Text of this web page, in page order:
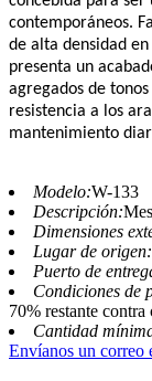
contemporáneos.
de alta densidad
presenta un
agregados de
resistencia a los
mantenimiento
Modelo:W-133
Descripción:
Dimensiones
Lugar de origen:
Puerto de
Condiciones de
70% restante
Cantidad
Envíanos un correo